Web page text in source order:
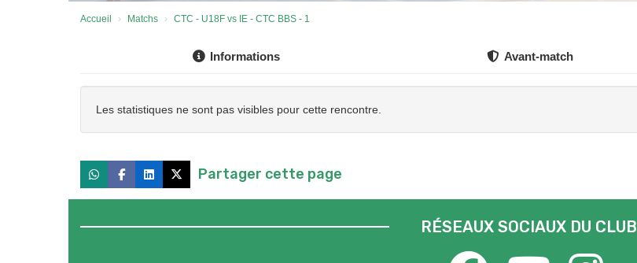
Accueil Matchs CTC - U18F vs IE - CTC BBS - 1
Informations Avant-match
Les statistiques ne sont pas visibles pour cette rencontre.
Partager cette page
RÉSEAUX SOCIAUX DU CLUB